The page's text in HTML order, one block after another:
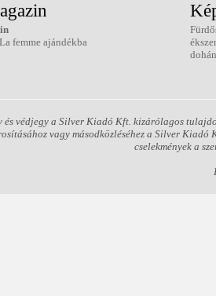
La femme ajándékba
és védjegy a Silver Kiadó Kft. kizárólagos
vagy másodközléséhez a Silver
cselekmények a